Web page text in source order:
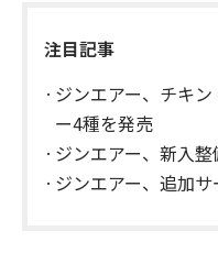
注目記事
ジンエアー、チキ
ー4種を発売
ジンエアー、新入
ジンエアー、追加